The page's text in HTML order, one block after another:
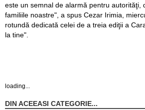
este un semnal de alarmă pentru autorităţi,
familiile noastre", a spus Cezar Irimia,
rotundă dedicată celei de a treia ediţii a
la tine".
loading...
DIN ACEEASI CATEGORIE...